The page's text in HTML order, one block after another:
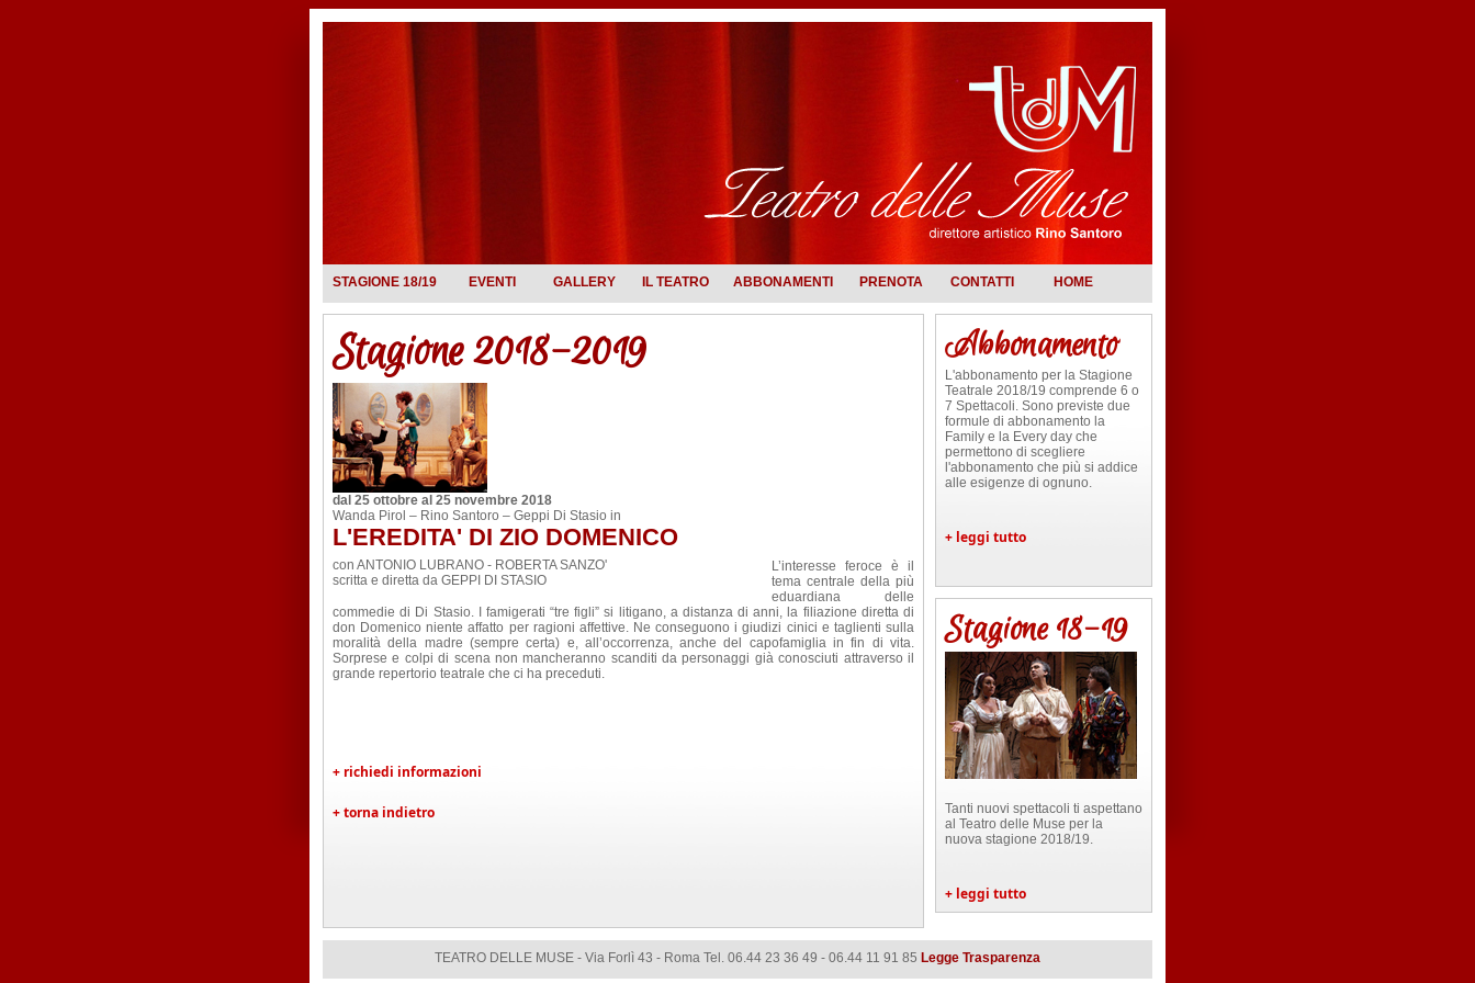
STAGIONE 18/19 EVENTI GALLERY IL TEATRO ABBONAMENTI PRENOTA CONTATTI HOME
Stagione 2018-2019
dal 25 ottobre al 25 novembre 2018
Wanda Pirol – Rino Santoro – Geppi Di Stasio in
L'EREDITA' DI ZIO DOMENICO
con ANTONIO LUBRANO - ROBERTA SANZO'
scritta e diretta da GEPPI DI STASIO
L’interesse feroce è il
tema centrale della più
eduardiana delle
commedie di Di Stasio. I famigerati “tre figli” si litigano, a distanza di anni, la filiazione diretta di
don Domenico niente affatto per ragioni affettive. Ne conseguono i giudizi cinici e taglienti sulla
moralità della madre (sempre certa) e, all’occorrenza, anche del capofamiglia in fin di vita.
Sorprese e colpi di scena non mancheranno scanditi da personaggi già conosciuti attraverso il
grande repertorio teatrale che ci ha preceduti.
+ richiedi informazioni
+ torna indietro
Abbonamento
L'abbonamento per la Stagione
Teatrale 2018/19 comprende 6 o
7 Spettacoli. Sono previste due
formule di abbonamento la
Family e la Every day che
permettono di scegliere
l'abbonamento che più si addice
alle esigenze di ognuno.
+ leggi tutto
Stagione 18-19
Tanti nuovi spettacoli ti aspettano
al Teatro delle Muse per la
nuova stagione 2018/19.
+ leggi tutto
TEATRO DELLE MUSE - Via Forlì 43 - Roma Tel. 06.44 23 36 49 - 06.44 11 91 85 Legge Trasparenza